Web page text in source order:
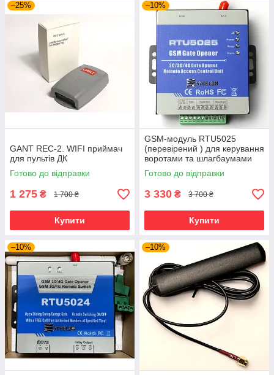
–25%
GANT REC-2. WIFI приймач
для пультів ДК
Готово до відправки
1 275 ₴ 1 700 ₴
Купити
–10%
GSM-модуль RTU5025
(перевірений ) для керування
воротами та шлагбаумами
Готово до відправки
3 330 ₴ 3 700 ₴
Купити
–10% –10%